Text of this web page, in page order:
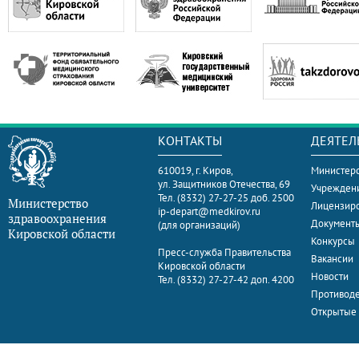
Министерство
здравоохранения
Кировской области
КОНТАКТЫ
610019, г. Киров,
ул. Защитников Отечества, 69
Тел. (8332) 27-27-25 доб. 2500
ip-depart@medkirov.ru
(для организаций)
Пресс-служба Правительства
Кировской области
Тел. (8332) 27-27-42 доп. 4200
Конкурсы
Вакансии
Новости